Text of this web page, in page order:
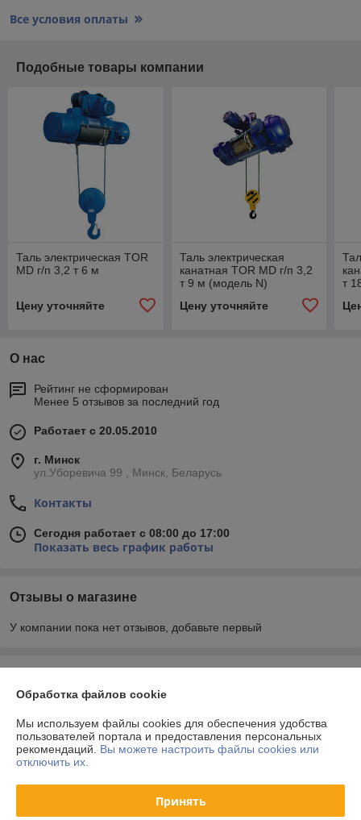
Все условия оплаты
Подобные товары компании
Таль электрическая TOR
MD г/п 3,2 т 6 м
Цену уточняйте
Таль электрическая
канатная TOR MD г/п 3,2
т 9 м (модель N)
Цену уточняйте
т
О нас
Рейтинг не сформирован
Менее 5 отзывов за последний год
Работает с 20.05.2010
г. Минск
ул.Уборевича 99 , Минск, Беларусь
Контакты
Сегодня работает с 08:00 до 17:00
Показать весь график работы
Отзывы о магазине
У компании пока нет отзывов, добавьте первый
Доставка и оплата
График работы
Обработка файлов cookie
Мы используем файлы cookies для обеспечения удобства
пользователей портала и предоставления персональных
рекомендаций. Вы можете настроить файлы cookies или
отключить их.
Принять